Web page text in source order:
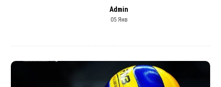
Admin
05 Янв